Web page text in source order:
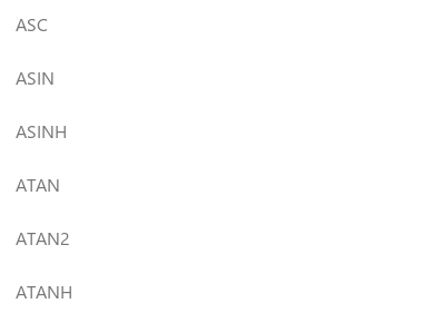
ASC
ASIN
ASINH
ATAN
ATAN2
ATANH